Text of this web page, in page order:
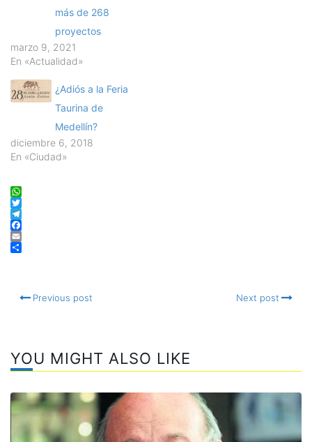
más de 268
proyectos
marzo 9, 2021
En «Actualidad»
¿Adiós a la Feria
Taurina de
Medellín?
diciembre 6, 2018
En «Ciudad»
WhatsApp
Twitter
Telegram
Facebook
Email
Previous post Next post
YOU MIGHT ALSO LIKE